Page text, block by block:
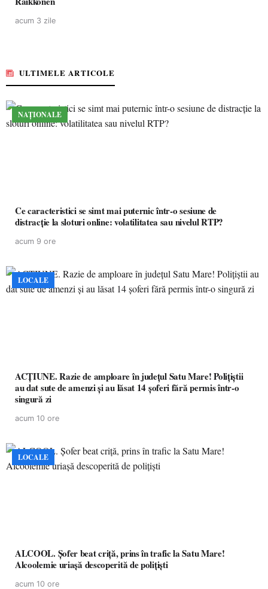
acum 3 zile
ULTIMELE ARTICOLE
NAȚIONALE
Ce caracteristici se simt mai puternic într-o sesiune de
distracție la sloturi online: volatilitatea sau nivelul RTP?
acum 9 ore
LOCALE
ACȚIUNE. Razie de amploare în județul Satu Mare! Polițiștii
au dat sute de amenzi și au lăsat 14 șoferi fără permis într-o
singură zi
acum 10 ore
LOCALE
ALCOOL. Șofer beat criță, prins în trafic la Satu Mare!
Alcoolemie uriașă descoperită de polițiști
acum 10 ore